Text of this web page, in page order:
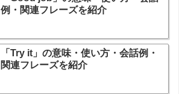
例・関連フレーズを紹介
「Try it」の意味・使い方・会話例・
関連フレーズを紹介